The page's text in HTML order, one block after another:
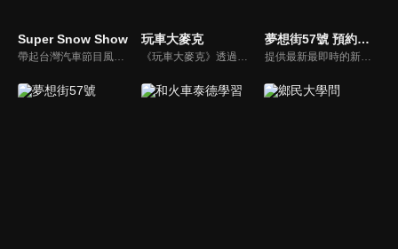
Super Snow Show
帶起台灣汽車節目風潮，前TVBS《地球黃金線》與東森《夢想街57號》主持人，「車界女神」廖盈婷，自製談話性節目《Super Snow Show》，持續以熱情和風趣的主持風格，打造出高人氣試車頻道，介紹車與生活。
玩車大麥克
《玩車大麥克》透過輕鬆、愉快的方式，把汽車、親子、旅遊與美食等相關資訊傳達給網友們。玩樂生活、輕鬆懂車！
夢想街57號 預約你的夢想
提供最新最即時的新車資訊、邀請汽車達人分享試車報告，同時幫觀眾做最仔細的車款集評！還有專家分享最實用、最省錢的愛車維修撇步，甚至將難得一見的限量車、改裝車直接搬到棚內，將更專業、更豐富、更多元化的內容呈現給觀眾。